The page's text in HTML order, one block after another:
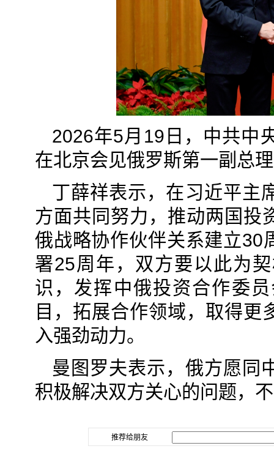
2026年5月19日，中共中
在北京会见俄罗斯第一副总
丁薛祥表示，在习近平主
方面共同努力，推动两国投
俄战略协作伙伴关系建立30
署25周年，双方要以此为
识，发挥中俄投资合作委
目，拓展合作领域，取得更
入强劲动力。
曼图罗夫表示，俄方愿同
积极解决双方关心的问题，
推荐给朋友